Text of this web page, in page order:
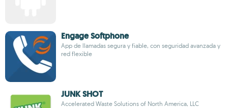
Engage Softphone
App de llamadas segura y fiable, con seguridad avanzada y
red flexible
JUNK SHOT
Accelerated Waste Solutions of North America, LLC